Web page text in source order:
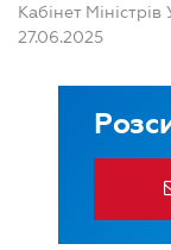
Кабінет
27.06.2025